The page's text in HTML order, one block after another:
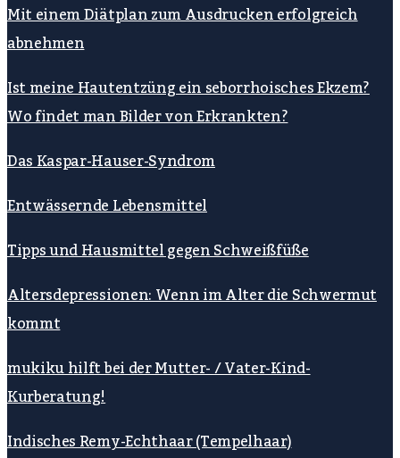
Mit einem Diätplan zum Ausdrucken erfolgreich
abnehmen
Ist meine Hautentzüng ein seborrhoisches Ekzem?
Wo findet man Bilder von Erkrankten?
Das Kaspar-Hauser-Syndrom
Entwässernde Lebensmittel
Tipps und Hausmittel gegen Schweißfüße
Altersdepressionen: Wenn im Alter die Schwermut
kommt
mukiku hilft bei der Mutter- / Vater-Kind-
Kurberatung!
Indisches Remy-Echthaar (Tempelhaar)